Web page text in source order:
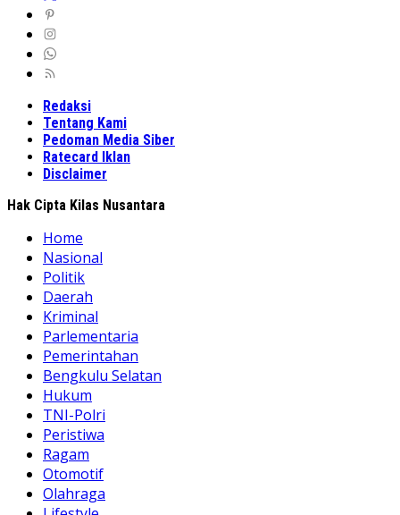
Redaksi
Tentang Kami
Pedoman Media Siber
Ratecard Iklan
Disclaimer
Hak Cipta Kilas Nusantara
Home
Nasional
Politik
Daerah
Kriminal
Parlementaria
Pemerintahan
Bengkulu Selatan
Hukum
TNI-Polri
Peristiwa
Ragam
Otomotif
Olahraga